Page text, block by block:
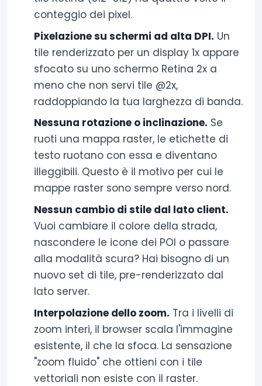
conteggio dei pixel.
Pixelazione su schermi ad alta DPI. Un
tile renderizzato per un display 1x appare
sfocato su uno schermo Retina 2x a
meno che non servi tile @2x,
raddoppiando la tua larghezza di banda.
Nessuna rotazione o inclinazione. Se
ruoti una mappa raster, le etichette di
testo ruotano con essa e diventano
illeggibili. Questo è il motivo per cui le
mappe raster sono sempre verso nord.
Nessun cambio di stile dal lato client.
Vuoi cambiare il colore della strada,
nascondere le icone dei POI o passare
alla modalità scura? Hai bisogno di un
nuovo set di tile, pre-renderizzato dal
lato server.
Interpolazione dello zoom. Tra i livelli di
zoom interi, il browser scala l'immagine
esistente, il che la sfoca. La sensazione
"zoom fluido" che ottieni con i tile
vettoriali non esiste con il raster.